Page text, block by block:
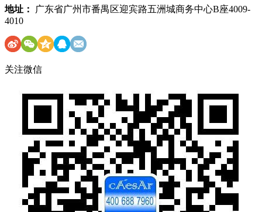
地址：
广东省广州市番禺区迎宾路五洲城商务中心B座4009-
4010
关注微信